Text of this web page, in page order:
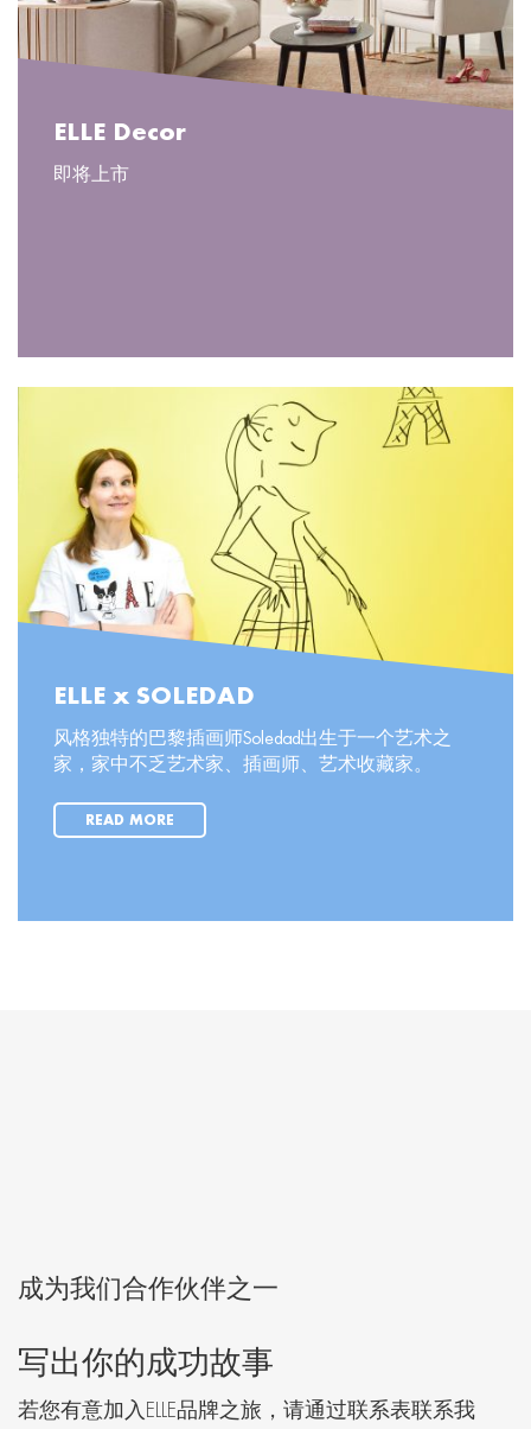
ELLE Decor
即将上市
ELLE x SOLEDAD
风格独特的巴黎插画师Soledad出生于一个艺术之
家，家中不乏艺术家、插画师、艺术收藏家。
READ MORE
成为我们合作伙伴之一
写出你的成功故事
若您有意加入 ELLE品牌之旅，请通过联系表联系我